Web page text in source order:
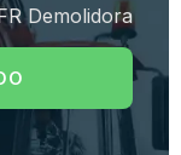
Demolidora